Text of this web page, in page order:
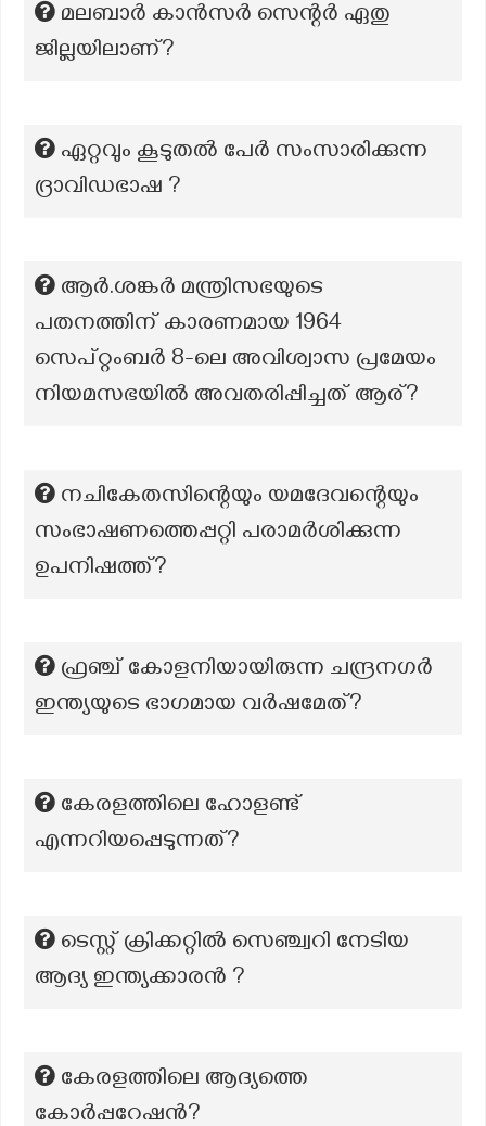
മലബാർ കാൻസർ സെന്റർ ഏതു
ജില്ലയിലാണ്?
ഏറ്റവും കൂടുതൽ പേർ സംസാരിക്കുന്ന
ദ്രാവിഡഭാഷ ?
ആർ.ശങ്കർ മന്ത്രിസഭയുടെ
പതനത്തിന് കാരണമായ 1964
സെപ്റ്റംബർ 8-ലെ അവിശ്വാസ പ്രമേയം
നിയമസഭയിൽ അവതരിപ്പിച്ചത് ആര്?
നചികേതസിന്റെയും യമദേവന്റെയും
സംഭാഷണത്തെപ്പറ്റി പരാമർശിക്കുന്ന
ഉപനിഷത്ത്?
ഫ്രഞ്ച് കോളനിയായിരുന്ന ചന്ദ്രനഗർ
ഇന്ത്യയുടെ ഭാഗമായ വർഷമേത്?
കേരളത്തിലെ ഹോളണ്ട്
എന്നറിയപ്പെടുന്നത്?
ടെസ്റ്റ് ക്രിക്കറ്റിൽ സെഞ്ച്വറി നേടിയ
ആദ്യ ഇന്ത്യക്കാരൻ ?
കേരളത്തിലെ ആദ്യത്തെ
കോർപ്പറേഷൻ?